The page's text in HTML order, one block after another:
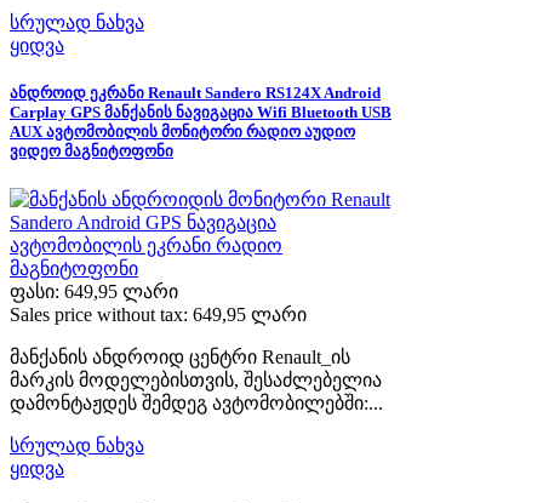
სრულად ნახვა
ყიდვა
ანდროიდ ეკრანი Renault Sandero RS124X Android
Carplay GPS მანქანის ნავიგაცია Wifi Bluetooth USB
AUX ავტომობილის მონიტორი რადიო აუდიო
ვიდეო მაგნიტოფონი
ფასი: 649,95 ლარი
Sales price without tax: 649,95 ლარი
მანქანის ანდროიდ ცენტრი Renault_ის
მარკის მოდელებისთვის, შესაძლებელია
დამონტაჟდეს შემდეგ ავტომობილებში:...
სრულად ნახვა
ყიდვა